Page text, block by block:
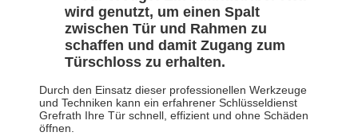
wird genutzt, um einen Spalt
zwischen Tür und Rahmen zu
schaffen und damit Zugang zum
Türschloss zu erhalten.
Durch den Einsatz dieser professionellen Werkzeuge
und Techniken kann ein erfahrener Schlüsseldienst
Grefrath Ihre Tür schnell, effizient und ohne Schäden
öffnen.